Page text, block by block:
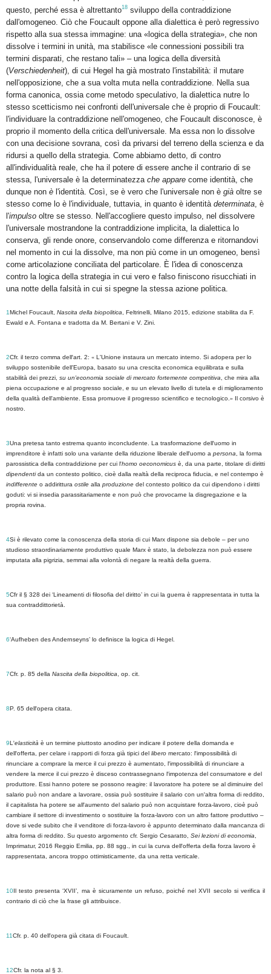
questo, perché essa è altrettanto18 sviluppo della contraddizione
dall'omogeneo. Ciò che Foucault oppone alla dialettica è però regressivo
rispetto alla sua stessa immagine: una «logica della strategia», che non
dissolve i termini in unità, ma stabilisce «le connessioni possibili tra
termini disparati, che restano tali» – una logica della diversità
(Verschiedenheit), di cui Hegel ha già mostrato l'instabilità: il mutare
nell'opposizione, che a sua volta muta nella contraddizione. Nella sua
forma canonica, ossia come metodo speculativo, la dialettica nutre lo
stesso scetticismo nei confronti dell'universale che è proprio di Foucault:
l'individuare la contraddizione nell'omogeneo, che Foucault disconosce, è
proprio il momento della critica dell'universale. Ma essa non lo dissolve
con una decisione sovrana, così da privarsi del terreno della scienza e da
ridursi a quello della strategia. Come abbiamo detto, di contro
all'individualità reale, che ha il potere di essere anche il contrario di se
stessa, l'universale è la determinatezza che appare come identità, che
dunque non è l'identità. Così, se è vero che l'universale non è già oltre se
stesso come lo è l'individuale, tuttavia, in quanto è identità determinata , è
l'impulso oltre se stesso. Nell'accogliere questo impulso, nel dissolvere
l'universale mostrandone la contraddizione implicita, la dialettica lo
conserva, gli rende onore, conservandolo come differenza e ritornandovi
nel momento in cui la dissolve, ma non più come in un omogeneo, bensì
come articolazione conciliata del particolare. È l'idea di conoscenza
contro la logica della strategia in cui vero e falso finiscono risucchiati in
una notte della falsità in cui si spegne la stessa azione politica.
1Michel Foucault, Nascita della biopolitica , Feltrinelli, Milano 2015, edizione stabilita da F.
Ewald e A. Fontana e tradotta da M. Bertani e V. Zini.
2Cfr. il terzo comma dell'art. 2: « L'Unione instaura un mercato interno. Si adopera per lo
sviluppo sostenibile dell'Europa, basato su una crescita economica equilibrata e sulla
stabilità dei prezzi, su un'economia sociale di mercato fortemente competitiva , che mira alla
piena occupazione e al progresso sociale, e su un elevato livello di tutela e di miglioramento
della qualità dell'ambiente. Essa promuove il progresso scientifico e tecnologico. » Il corsivo è
nostro.
3Una pretesa tanto estrema quanto inconcludente. La trasformazione dell'uomo in
imprenditore è infatti solo una variante della riduzione liberale dell'uomo a persona , la forma
parossistica della contraddizione per cui l'homo oeconomicus è, da una parte, titolare di diritti
dipendentida un contesto politico, cioè dalla realtà della reciproca fiducia, e nel contempo è
indifferente o addirittura ostile alla produzione del contesto politico da cui dipendono i diritti
goduti: vi si insedia parassitariamente e non può che provocarne la disgregazione e la
propria rovina.
4Si è rilevato come la conoscenza della storia di cui Marx dispone sia debole – per uno
studioso straordinariamente produttivo quale Marx è stato, la debolezza non può essere
imputata alla pigrizia, semmai alla volontà di negare la realtà della guerra.
5Cfr il § 328 dei ‘Lineamenti di filosofia del diritto’ in cui la guerra è rappresentata in tutta la
sua contraddittorietà.
6‘Aufheben des Andernseyns’ lo definisce la logica di Hegel.
7Cfr. p. 85 della Nascita della biopolitica , op. cit.
8P. 65 dell'opera citata.
9L 'elasticità è un termine piuttosto anodino per indicare il potere della domanda e
dell'offerta, per celare i rapporti di forza già tipici del libero mercato: l'impossibilità di
rinunciare a comprare la merce il cui prezzo è aumentato, l'impossibilità di rinunciare a
vendere la merce il cui prezzo è disceso contrassegnano l'impotenza del consumatore e del
produttore. Essi hanno potere se possono reagire: il lavoratore ha potere se al diminuire del
salario può non andare a lavorare, ossia può sostituire il salario con un'altra forma di reddito,
il capitalista ha potere se all'aumento del salario può non acquistare forza-lavoro, cioè può
cambiare il settore di investimento o sostituire la forza-lavoro con un altro fattore produttivo –
dove si vede subito che il venditore di forza-lavoro è appunto determinato dalla mancanza di
altra forma di reddito. Su questo argomento cfr. Sergio Cesaratto, Sei lezioni di economia
Imprimatur, 2016 Reggio Emilia, pp. 88 sgg., in cui la curva dell'offerta della forza lavoro è
rappresentata, ancora troppo ottimisticamente, da una retta verticale.
10Il testo presenta ‘XVII’, ma è sicuramente un refuso, poiché nel XVII secolo si verifica il
contrario di ciò che la frase gli attribuisce.
11Cfr. p. 40 dell'opera già citata di Foucault.
12Cfr. la nota al § 3.